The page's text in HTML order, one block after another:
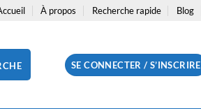
À propos Recherche rapide Blog
SE CONNECTER / S’INSCRIRE